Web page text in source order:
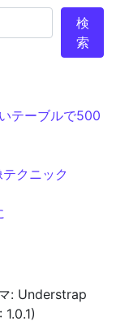
検
索
テーブルで500
クニック
: Understrap